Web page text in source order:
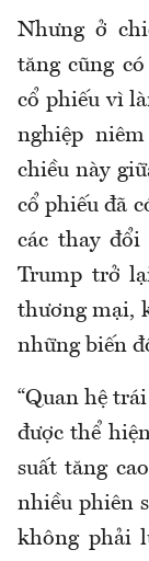
Nhưng ở
tăng cũng
cổ phiếu vì
nghiệp
chiều này
cổ phiếu đã
các thay
Trump trở
thương mại,
những biến
“Quan hệ
được thể
suất tăng
nhiều phiên
không phải